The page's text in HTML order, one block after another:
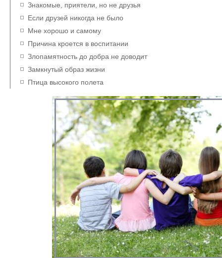
Знакомые, приятели, но не друзья
Если друзей никогда не было
Мне хорошо и самому
Причина кроется в воспитании
Злопамятность до добра не доводит
Замкнутый образ жизни
Птица высокого полета